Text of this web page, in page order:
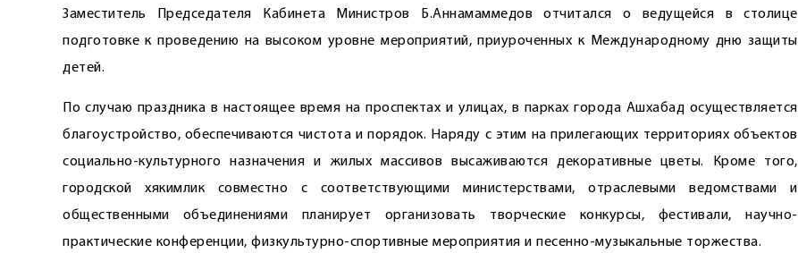
Заместитель Председателя Кабинета Министров Б.Аннамаммедов отчитался о ведущейся в столице
подготовке к проведению на высоком уровне мероприятий, приуроченных к Международному дню защиты
детей.
По случаю праздника в настоящее время на проспектах и улицах, в парках города Ашхабад осуществляется
благоустройство, обеспечиваются чистота и порядок. Наряду с этим на прилегающих территориях объектов
социально-культурного назначения и жилых массивов высаживаются декоративные цветы. Кроме того,
городской хякимлик совместно с соответствующими министерствами, отраслевыми ведомствами и
общественными объединениями планирует организовать творческие конкурсы, фестивали, научно-
практические конференции, физкультурно-спортивные мероприятия и песенно-музыкальные торжества.